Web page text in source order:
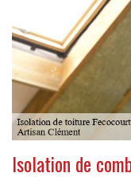
Isolation de